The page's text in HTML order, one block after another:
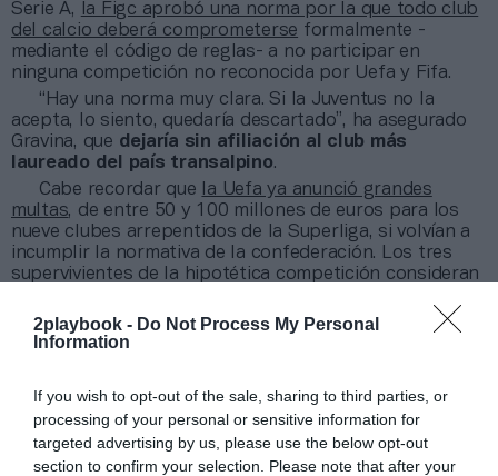
2playbook - Do Not Process My Personal
Information
If you wish to opt-out of the sale, sharing to third parties, or
processing of your personal or sensitive information for
targeted advertising by us, please use the below opt-out
section to confirm your selection. Please note that after your
Serie A,
la Figc aprobó una norma por la que todo club
del calcio deberá comprometerse formalmente -
mediante el código de reglas- a no participar en
ninguna competición no reconocida por Uefa y Fifa.
“Hay una norma muy clara. Si la Juventus no la
acepta, lo siento, quedaría descartado”, ha asegurado
Gravina, que dejaría sin afiliación al club más
laureado del país transalpino.
Cabe recordar que
la Uefa ya anunció grandes
multas, de entre 50 y 100 millones de euros para los
nueve clubes arrepentidos de la Superliga, si volvían a
incumplir la normativa de la confederación. Los tres
supervivientes de la hipotética competición consideran
clubes a anunciar la Superliga hace unas semanas
no han desaparecido”
Añadir2Playbookcomo fuente preferida de Google
de forma gratuita
Mantente informado con las últimas noticias de actualidad.
ACTIVAR AHORA